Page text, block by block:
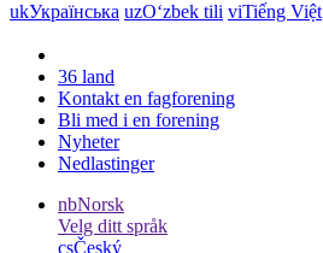
ukУкраїнська uzOʻzbek tili viTiếng Việt
36 land
Kontakt en fagforening
Bli med i en forening
Nyheter
Nedlastinger
nbNorsk
Velg ditt språk
csČeský